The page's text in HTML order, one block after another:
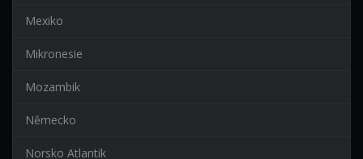
Mexiko
Mikronesie
Mozambik
Německo
Norsko Atlantik